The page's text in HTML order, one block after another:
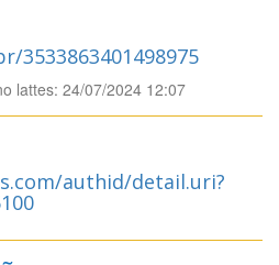
3533863401498975
lattes: 24/07/2024 12:07
authid/detail.uri?